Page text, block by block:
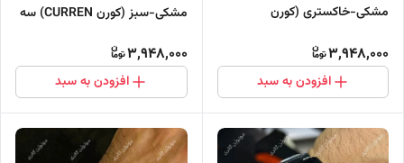
مشکی-خاکستری (کورن
3,948,000
افزودن به سبد
مشکی-سبز (کورن CURREN) سه
3,948,000
افزودن به سبد